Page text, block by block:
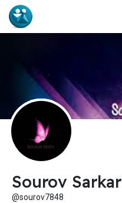
Sourov Sarkar
@sourov7848